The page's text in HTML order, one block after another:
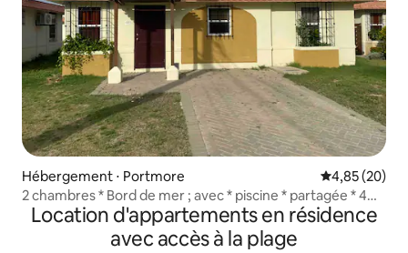
Hébergement ⋅ Portmore Évaluation
4,85 (20)
2 chambres * Bord de mer ; avec * piscine * partagée * 4
personnes
Location d'appartements en résidence
avec accès à la plage